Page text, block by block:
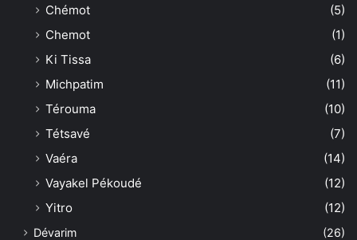
Chémot
(5)
Chemot
(1)
Ki Tissa
(6)
Michpatim
(11)
Térouma
(10)
Tétsavé
(7)
Vaéra
(14)
Vayakel Pékoudé
(12)
Yitro
(12)
Dévarim (26)